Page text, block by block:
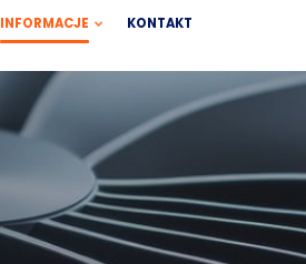
INFORMACJE KONTAKT